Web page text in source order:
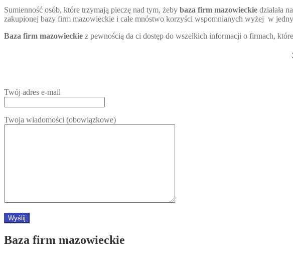
Sumienność osób, które trzymają pieczę nad tym, żeby baza firm mazowieckie działała
zakupionej bazy firm mazowieckie i całe mnóstwo korzyści wspomnianych wyżej w
Baza firm mazowieckie z pewnością da ci dostęp do wszelkich informacji o firmach,
Twój adres e-mail
Twoja wiadomości (obowiązkowe)
Baza firm mazowieckie